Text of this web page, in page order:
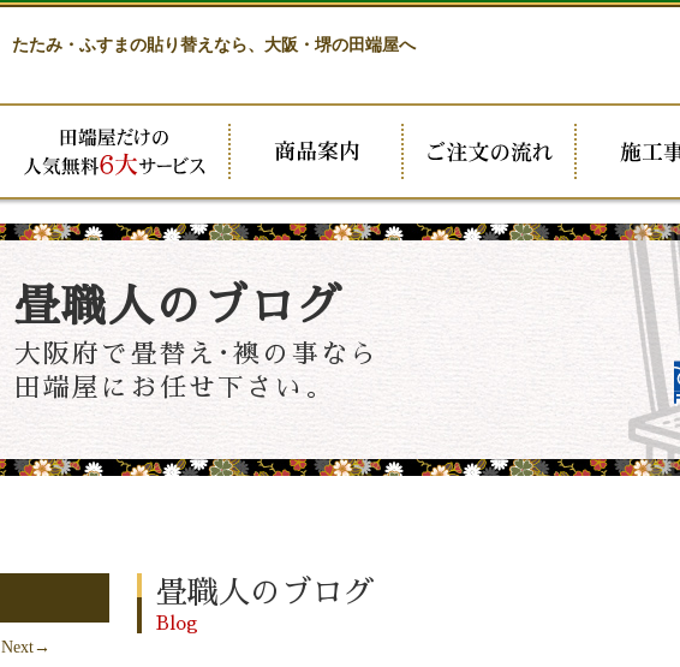
たたみ・ふすまの貼り替えなら、 大阪・堺の田端屋へ
畳職人のブログ
大阪府で畳替え･襖の事なら
田端屋にお任せ下さい。
畳職人のブログ
Blog
Next→